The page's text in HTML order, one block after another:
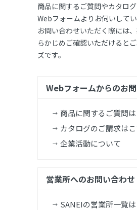
商品に関するご質問やカタログ
Webフォームよりお伺いしてい
お問い合わせいただく際には
らかじめご確認いただけると
ズです。
Webフォームからのお
商品に関するご質問
カタログのご請求は
企業活動について
営業所へのお問い合わせ
SANEIの営業所一覧